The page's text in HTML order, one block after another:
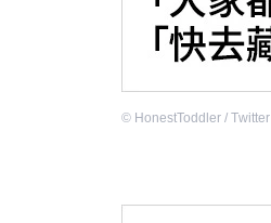
© HonestToddler / Тwitter